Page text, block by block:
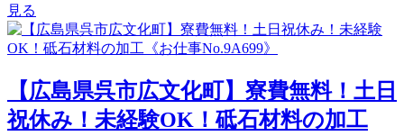
見る
【広島県呉市広文化町】寮費無料！土日
祝休み！未経験OK！砥石材料の加工